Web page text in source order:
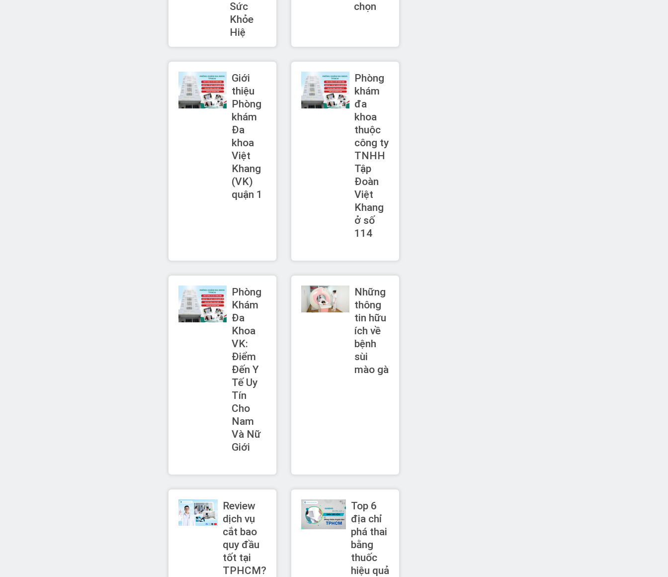
Sức
Khỏe
Hiệ
chọn
Giới
thiệu
Phòng
khám
Đa
khoa
Việt
Khang
(VK)
quận 1
Phòng
khám
đa
khoa
thuộc
công ty
TNHH
Tập
Đoàn
Việt
Khang
ở số
114
Phòng
Khám
Đa
Khoa
VK:
Điểm
Đến Y
Tế Uy
Tín
Cho
Nam
Và Nữ
Giới
Những
thông
tin hữu
ích về
bệnh
sùi
mào gà
Review
dịch vụ
cắt bao
quy đầu
tốt tại
TPHCM?
Top 6
địa chỉ
phá thai
bằng
thuốc
hiệu quả